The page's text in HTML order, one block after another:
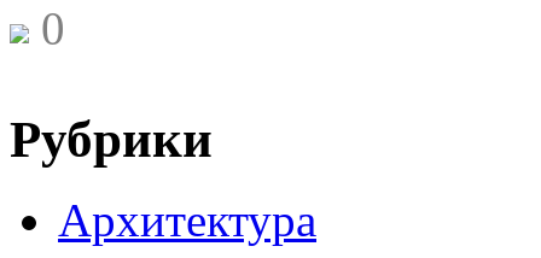
0
Рубрики
Архитектура